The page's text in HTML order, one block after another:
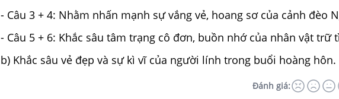
- Câu 3 + 4: Nhằm nhấn mạnh sự vắng vẻ, hoang sơ của cảnh đèo
- Câu 5 + 6: Khắc sâu tâm trạng cô đơn, buồn nhớ của nhân vật trữ
b) Khắc sâu vẻ đẹp và sự kì vĩ của người lính trong buổi hoàng hôn.
Đánh giá: